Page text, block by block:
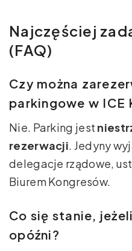
Najczęściej
(FAQ)
Czy można
parkingowe w ICE
Nie. Parking jest
rezerwacji. Jedyny
delegacje rządowe,
Biurem Kongresów.
Co się stanie,
opóźni?